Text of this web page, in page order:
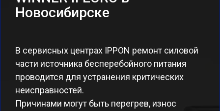
Новосибирске
В сервисных центрах IPPON ремонт силовой
части источника бесперебойного питания
проводится для устранения критических
неисправностей.
Причинами могут быть перегрев, износ